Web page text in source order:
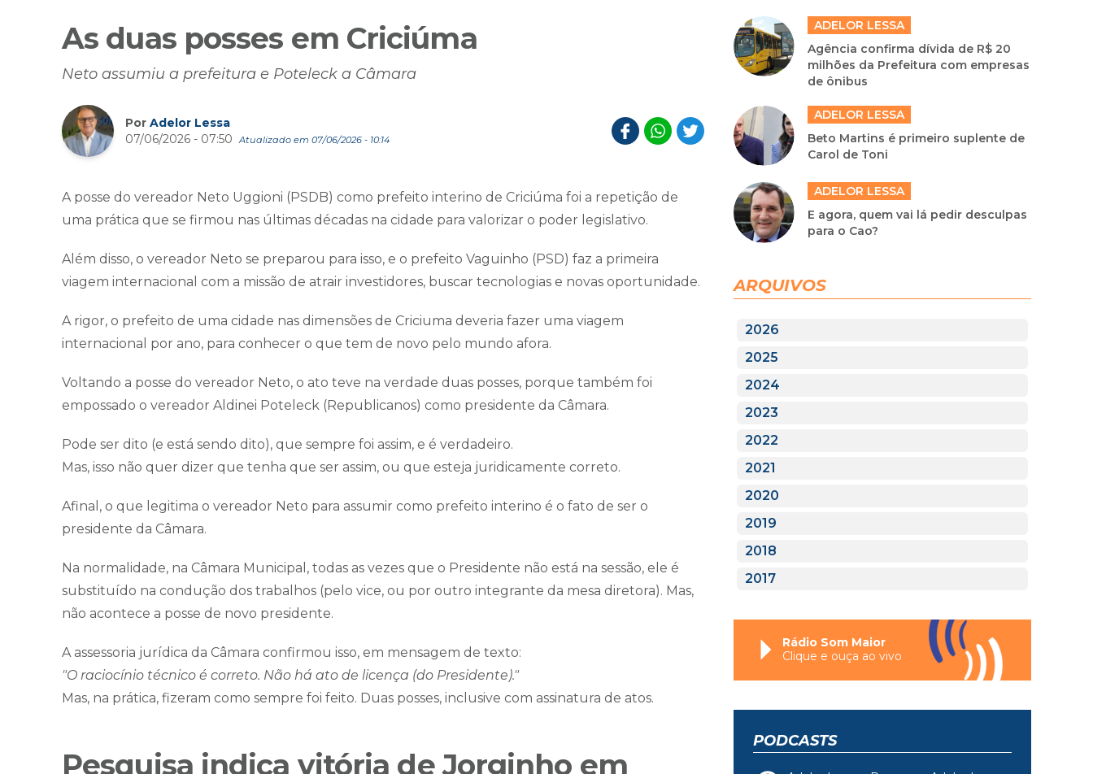
As duas posses em Criciúma
Neto assumiu a prefeitura e Poteleck a Câmara
Por Adelor Lessa
07/06/2026 - 07:50
Atualizado em 07/06/2026 - 10:14
A posse do vereador Neto Uggioni (PSDB) como prefeito interino de Criciúma foi a repetição de
uma prática que se firmou nas últimas décadas na cidade para valorizar o poder legislativo.
Além disso, o vereador Neto se preparou para isso, e o prefeito Vaguinho (PSD) faz a primeira
viagem internacional com a missão de atrair investidores, buscar tecnologias e novas oportunidade.
A rigor, o prefeito de uma cidade nas dimensões de Criciuma deveria fazer uma viagem
internacional por ano, para conhecer o que tem de novo pelo mundo afora.
Voltando a posse do vereador Neto, o ato teve na verdade duas posses, porque também foi
empossado o vereador Aldinei Poteleck (Republicanos) como presidente da Câmara.
Pode ser dito (e está sendo dito), que sempre foi assim, e é verdadeiro.
Mas, isso não quer dizer que tenha que ser assim, ou que esteja juridicamente correto.
Afinal, o que legitima o vereador Neto para assumir como prefeito interino é o fato de ser o
presidente da Câmara.
Na normalidade, na Câmara Municipal, todas as vezes que o Presidente não está na sessão, ele é
substituído na condução dos trabalhos (pelo vice, ou por outro integrante da mesa diretora). Mas,
não acontece a posse de novo presidente.
A assessoria jurídica da Câmara confirmou isso, em mensagem de texto:
"O raciocínio técnico é correto. Não há ato de licença (do Presidente)."
Mas, na prática, fizeram como sempre foi feito. Duas posses, inclusive com assinatura de atos.
Pesquisa indica vitória de Jorginho em
ADELOR LESSA
Agência confirma dívida de R$ 20
milhões da Prefeitura com empresas
de ônibus
ADELOR LESSA
Beto Martins é primeiro suplente de
Carol de Toni
ADELOR LESSA
E agora, quem vai lá pedir desculpas
para o Cao?
ARQUIVOS
2026
2025
2024
2023
2022
2021
2020
2019
2018
2017
Rádio Som Maior
Clique e ouça ao vivo
PODCASTS